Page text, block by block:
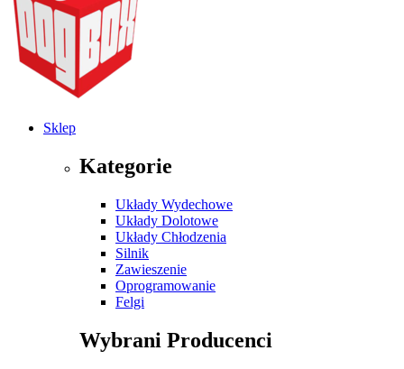
Sklep
Kategorie
Układy Wydechowe
Układy Dolotowe
Układy Chłodzenia
Silnik
Zawieszenie
Oprogramowanie
Felgi
Wybrani Producenci